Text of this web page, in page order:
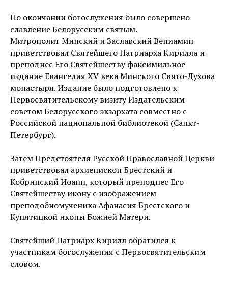
По окончании богослужения было совершено
славление Белорусским святым.
Митрополит Минский и Заславский Вениамин
приветствовал Святейшего Патриарха Кирилла и
преподнес Его Святейшеству факсимильное
издание Евангелия XV века Минского Свято-Духова
монастыря. Издание было подготовлено к
Первосвятительскому визиту Издательским
советом Белорусского экзархата совместно с
Российской национальной библиотекой (Санкт-
Петербург).
Затем Предстоятеля Русской Православной Церкви
приветствовал архиепископ Брестский и
Кобринский Иоанн, который преподнес Его
Святейшеству икону с изображением
преподобномученика Афанасия Брестского и
Купятицкой иконы Божией Матери.
Святейший Патриарх Кирилл обратился к
участникам богослужения с Первосвятительским
словом.